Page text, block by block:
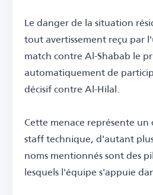
Le danger de la situation
tout avertissement reçu par
match contre Al-Shabab le
automatiquement de
décisif contre Al-Hilal.
Cette menace représente un
staff technique, d'autant
noms mentionnés sont des
lesquels l'équipe s'appuie